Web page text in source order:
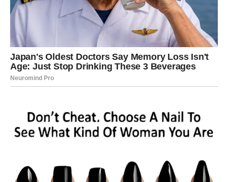
ili pokazati da je vreme za drugačiji put
Ako partner razume vašu potrebu za promenom – odnos
može dobiti novu energiju. Ako ne – vi danas jasno vidite
gde stojite.
poruku, susret ili čak na potpuno novo poznanstvo. Ovo
je dan kada ne čekate da se stvari dese – vi ih pokrećete.
Poruka ljubavi za Strelca danas:
Ne izdaješ nikoga time što biraš sebe.